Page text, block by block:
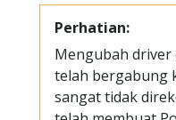
Perhatian:
Mengubah
telah bergabung
sangat tidak